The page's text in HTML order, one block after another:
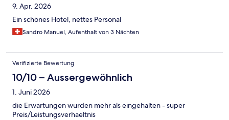
9. Apr. 2026
Ein schönes Hotel, nettes Personal
Sandro Manuel, Aufenthalt von 3 Nächten
Verifizierte Bewertung
10/10 – Aussergewöhnlich
1. Juni 2026
die Erwartungen wurden mehr als eingehalten - super
Preis/Leistungsverhaeltnis